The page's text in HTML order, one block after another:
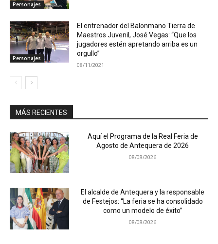
Personajes
Personajes
El entrenador del Balonmano Tierra de
Maestros Juvenil, José Vegas: “Que los
jugadores estén apretando arriba es un
orgullo”
08/11/2021
MÁS RECIENTES
Aquí el Programa de la Real Feria de
Agosto de Antequera de 2026
08/08/2026
El alcalde de Antequera y la responsable
de Festejos: “La feria se ha consolidado
como un modelo de éxito”
08/08/2026